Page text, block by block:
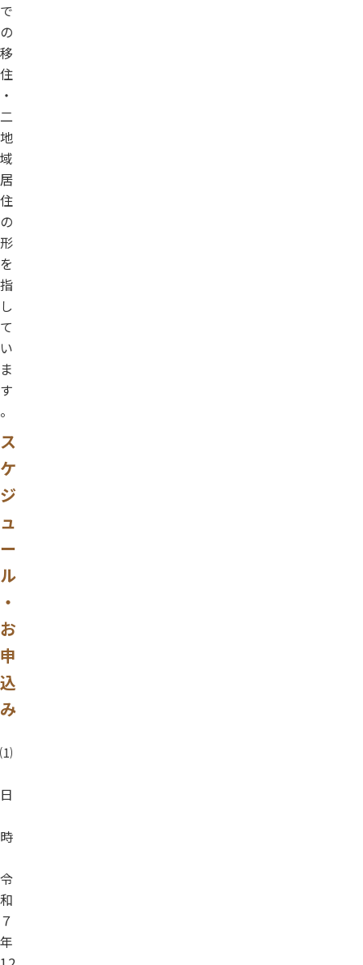
で
の
移
住
・
二
地
域
居
住
の
形
を
指
し
て
い
ま
す
。
ス
ケ
ジ
ュ
ー
ル
・
お
申
込
み
⑴
日
時
令
和
７
年